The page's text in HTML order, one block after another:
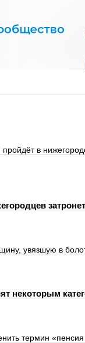
в
увязшую в
некоторым
термин